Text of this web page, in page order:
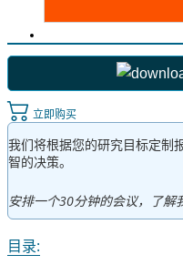
立即购买
我们将根据您的研究目标定制
智的决策。
安排一个30分钟的会议，了解
目录: